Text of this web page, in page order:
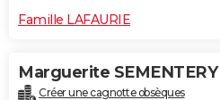
Famille LAFAURIE
Marguerite SEMENTERY
Créer une cagnotte obsèques